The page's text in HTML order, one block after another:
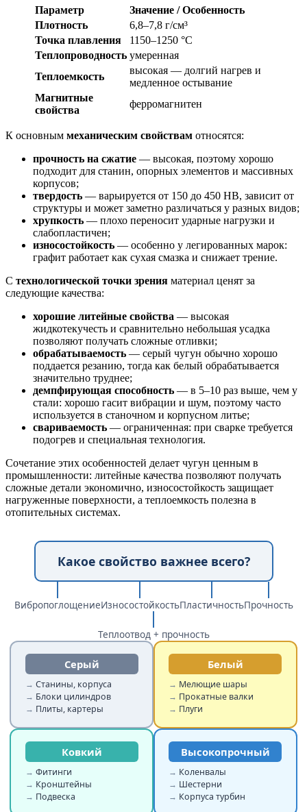
Параметр
Значение / Особенность
Плотность
6,8–7,8 г/см³
Точка плавления
1150–1250 °C
Теплопроводность умеренная
Теплоемкость
высокая — долгий нагрев и
медленное остывание
Магнитные
свойства
ферромагнитен
К основным механическим свойствам относятся:
прочность на сжатие — высокая, поэтому хорошо
подходит для станин, опорных элементов и массивных
корпусов;
твердость — варьируется от 150 до 450 НВ, зависит от
структуры и может заметно различаться у разных видов;
хрупкость — плохо переносит ударные нагрузки и
слабопластичен;
износостойкость — особенно у легированных марок:
графит работает как сухая смазка и снижает трение.
С технологической точки зрения материал ценят за
следующие качества:
хорошие литейные свойства — высокая
жидкотекучесть и сравнительно небольшая усадка
позволяют получать сложные отливки;
обрабатываемость — серый чугун обычно хорошо
поддается резанию, тогда как белый обрабатывается
значительно труднее;
демпфирующая способность — в 5–10 раз выше, чем у
стали: хорошо гасит вибрации и шум, поэтому часто
используется в станочном и корпусном литье;
свариваемость — ограниченная: при сварке требуется
подогрев и специальная технология.
Сочетание этих особенностей делает чугун ценным в
промышленности: литейные качества позволяют получать
сложные детали экономично, износостойкость защищает
нагруженные поверхности, а теплоемкость полезна в
отопительных системах.
Какое свойство важнее всего?
ВибропоглощениеИзносостойкостьПластичностьПрочность
Теплоотвод + прочность
Серый
Станины, корпуса
Блоки цилиндров
Плиты, картеры
Белый
Мелющие шары
Прокатные валки
Плуги
Ковкий
Фитинги
Кронштейны
Подвеска
Высокопрочный
Коленвалы
Шестерни
Корпуса турбин